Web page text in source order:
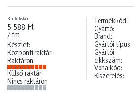
Bruttó listaár
5 588 Ft
/ fm
Készlet:
Központi raktár:
Raktáron
Külső raktár:
Nincs raktáron
Termékkód:
Gyártó:
Brand:
Gyártói típus:
Gyártói
cikkszám:
Vonalkód:
Kiszerelés: